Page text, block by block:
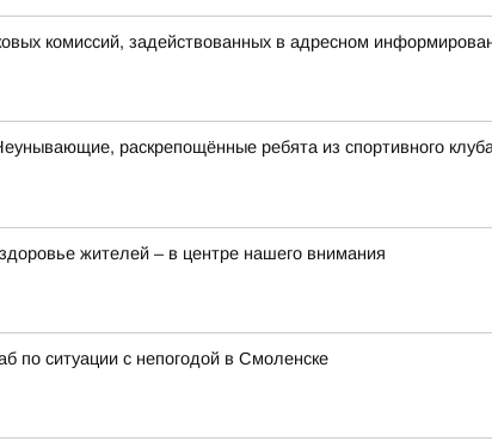
комиссий, задействованных в адресном
раскрепощённые ребята из спортивного
жителей – в центре нашего внимания
по ситуации с непогодой в Смоленске